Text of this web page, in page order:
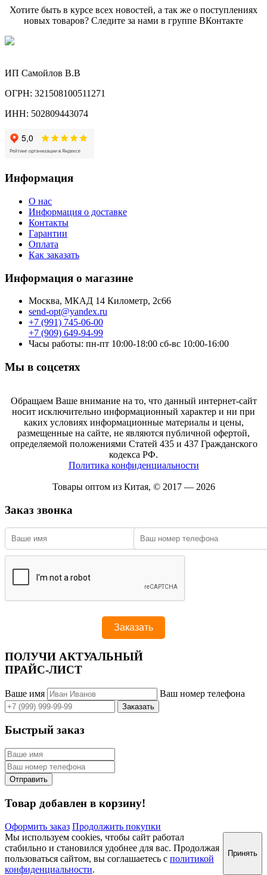
Хотите быть в курсе всех новостей, а так же о поступлениях
новых товаров? Следите за нами в группе ВКонтакте
ИП Самойлов В.В
ОГРН: 321508100511271
ИНН: 502809443074
Информация
О нас
Информация о доставке
Контакты
Гарантии
Оплата
Как заказать
Информация о магазине
Москва, МКАД 14 Километр, 2с66
send-opt@yandex.ru
+7 (991) 745-06-00
+7 (909) 649-94-99
Часы работы: пн-пт 10:00-18:00 сб-вс 10:00-16:00
Мы в соцсетях
Обращаем Ваше внимание на то, что данный интернет-сайт
носит исключительно информационный характер и ни при
каких условиях информационные материалы и цены,
размещенные на сайте, не являются публичной офертой,
определяемой положениями Статей 435 и 437 Гражданского
кодекса РФ.
Политика конфиденциальности
Товары оптом из Китая, © 2017 — 2026
Заказ звонка
ПОЛУЧИ АКТУАЛЬНЫЙ
ПРАЙС-ЛИСТ
Ваше имя Ваш номер телефона
Быстрый заказ
Товар добавлен в корзину!
Оформить заказ Продолжить покупки
Мы используем cookies, чтобы сайт работал
стабильно и становился удобнее для вас. Продолжая
пользоваться сайтом, вы соглашаетесь с политикой
конфиденциальности.
Принять